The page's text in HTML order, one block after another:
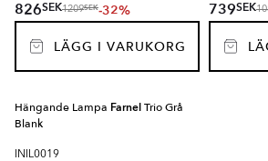
826SEK1209SEK-32%
LÄGG I VARUKORG
739SEK
Hängande Lampa FarnelTrio Grå
Blank
INIL0019